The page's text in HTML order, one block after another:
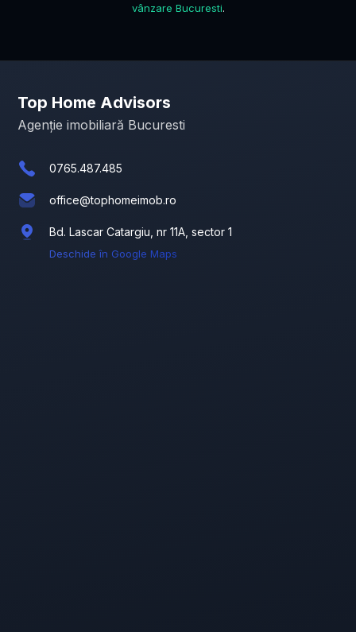
vânzare Bucuresti.
Top Home Advisors
Agenție imobiliară Bucuresti
0765.487.485
office@tophomeimob.ro
Bd. Lascar Catargiu, nr 11A, sector 1
Deschide în Google Maps